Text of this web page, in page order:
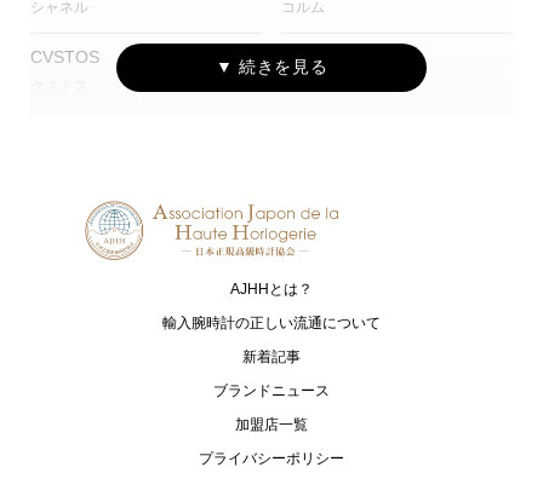
シャネル コルム
CVSTOS EDOX
G-SHOCK
ジーショック
HARRY WINSTON
ハリー・ウィンストン
I.T.A.
アイ･ティー･エー
アイ・ダブリュー・シー シャフハ
ローリーロドキン
AJHHとは？
輸入腕時計の正しい流通について
新着記事
ブランドニュース
加盟店一覧
プライバシーポリシー